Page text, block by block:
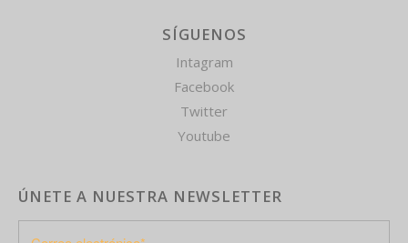
SÍGUENOS
Intagram
Facebook
Twitter
Youtube
ÚNETE A NUESTRA NEWSLETTER